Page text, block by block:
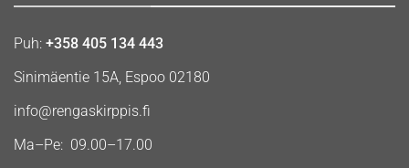
Puh: +358 405 134 443
Sinimäentie 15A, Espoo 02180
info@rengaskirppis.fi
Ma–Pe: 09.00–17.00